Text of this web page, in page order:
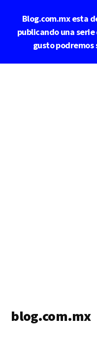
contenido
Blog.com.mx esta
publicando una
gusto podremos
blog.com.mx